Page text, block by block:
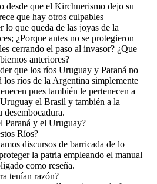
desde que el Kirchnerismo dejo su
que hay otros culpables
lo que queda de las joyas de la
¿Porque antes no se protegieron
cerrando el paso al invasor? ¿Que
anteriores?
que los ríos Uruguay y Paraná no
los ríos de la Argentina simplemente
pues también le pertenecen a
el Brasil y también a la
desembocadura.
Paraná y el Uruguay?
Ríos?
discursos de barricada de lo
la patria empleando el manual
como reseña.
tenían razón?